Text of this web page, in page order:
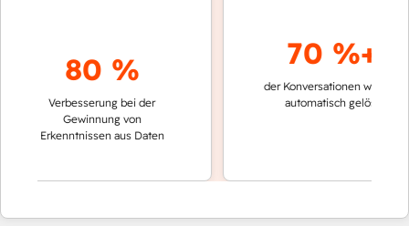
80 %
Verbesserung bei der
Gewinnung von
Erkenntnissen aus Daten
70 %+
der Konversationen werden
automatisch gelöst